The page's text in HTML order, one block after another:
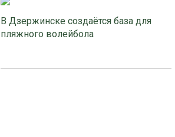
В Дзержинске создаётся база для
пляжного волейбола